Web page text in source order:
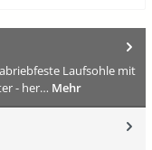
Laufsohle mit
- her… Mehr